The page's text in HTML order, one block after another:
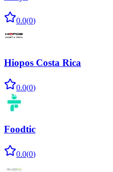
0.0(0)
Hiopos Costa Rica
0.0(0)
Foodtic
0.0(0)